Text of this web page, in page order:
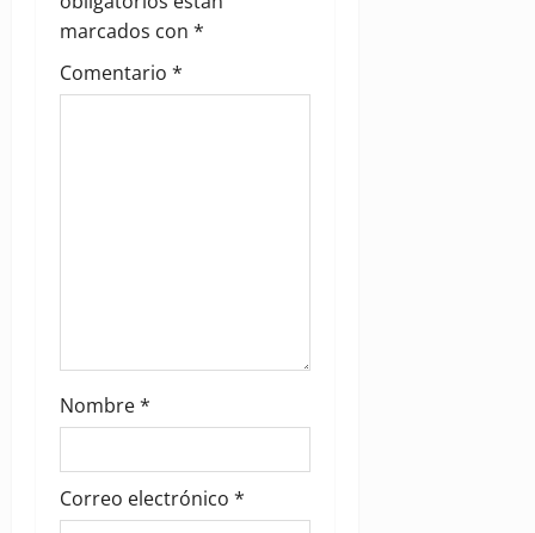
i
o
marcados con *
Comentario *
Nombre*
Correo electrónico *